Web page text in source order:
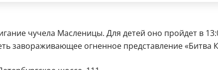
чучела Масленицы. Для детей оно пройдет в
завораживающее огненное представление «Битва